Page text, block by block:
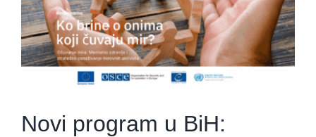
Novi program u BiH: